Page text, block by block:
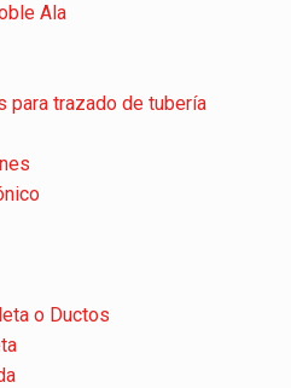
Ala
para trazado de tubería
o Ductos